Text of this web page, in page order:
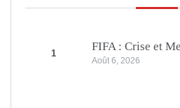
1
FIFA : Crise et
Août 6, 2026